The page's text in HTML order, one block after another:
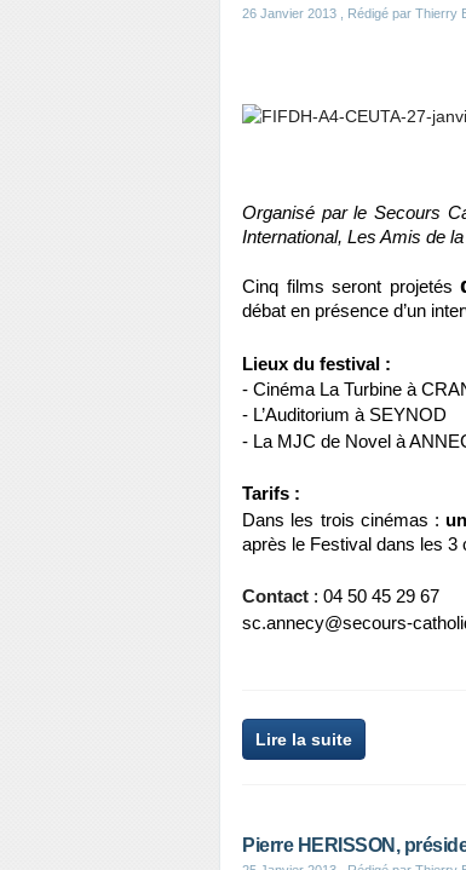
26 Janvier 2013 , Rédigé par Thierry
Organisé par le Secours
International, Les Amis de la
Cinq films seront projetés
débat en présence d’un
Lieux du festival :
- Cinéma La Turbine à
- L’Auditorium à SEYNOD
- La MJC de Novel à
Tarifs :
Dans les trois cinémas :
après le Festival dans les 3
Contact : 04 50 45 29 67
sc.annecy@secours-
Lire la suite
Pierre HERISSON,